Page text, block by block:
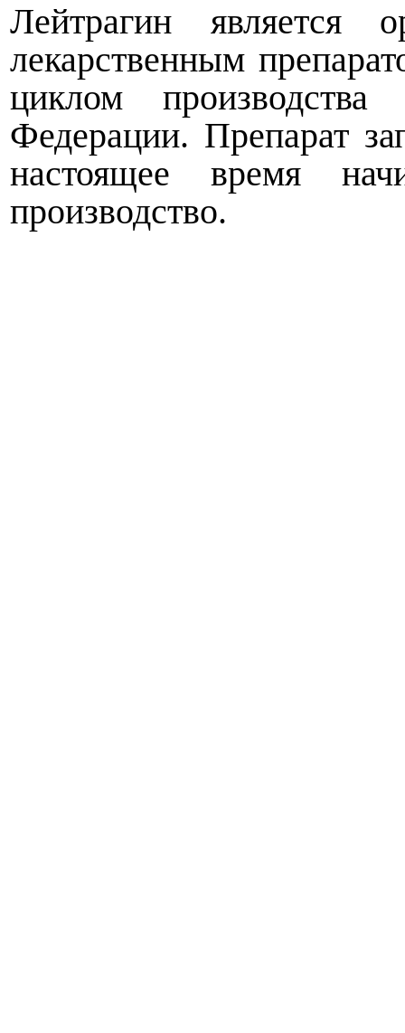
Лейтрагин является
лекарственным
циклом
Федерации. Препарат
настоящее время
производство.